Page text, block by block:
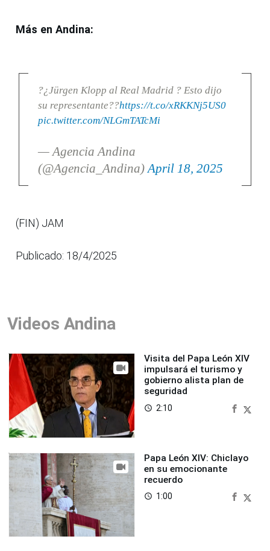
Más en Andina:
?¿Jürgen Klopp al Real Madrid ? Esto dijo
su representante??https://t.co/xRKKNj5US0
pic.twitter.com/NLGmTATcMi
— Agencia Andina
(@Agencia_Andina) April 18, 2025
(FIN) JAM
Publicado: 18/4/2025
Videos Andina
Visita del Papa León XIV
impulsará el turismo y
gobierno alista plan de
seguridad
access_time 2:10
Papa León XIV: Chiclayo
en su emocionante
recuerdo
access_time 1:00